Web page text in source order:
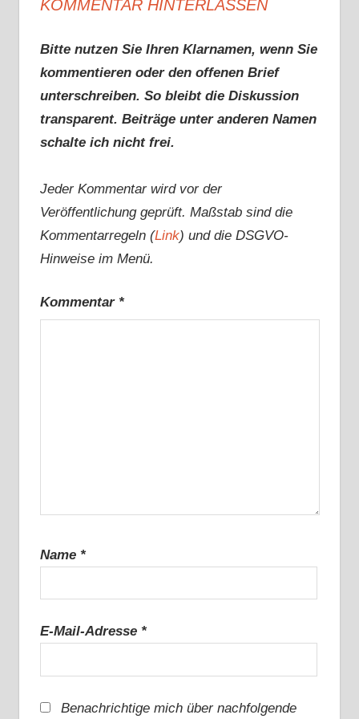
KOMMENTAR HINTERLASSEN
Bitte nutzen Sie Ihren Klarnamen, wenn Sie
kommentieren oder den offenen Brief
unterschreiben. So bleibt die Diskussion
transparent. Beiträge unter anderen Namen
schalte ich nicht frei.
Jeder Kommentar wird vor der
Veröffentlichung geprüft. Maßstab sind die
Kommentarregeln (Link) und die DSGVO-
Hinweise im Menü.
Kommentar *
Name *
E-Mail-Adresse *
Benachrichtige mich über nachfolgende